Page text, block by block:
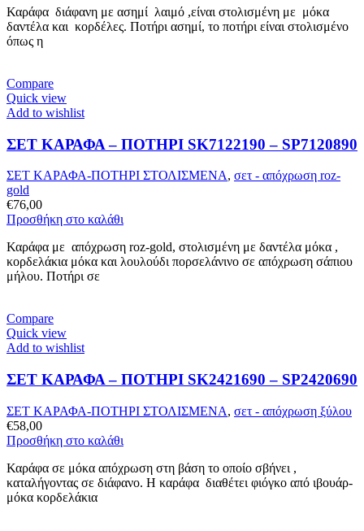
Καράφα διάφανη με ασημί λαιμό ,είναι στολισμένη με μόκα
δαντέλα και κορδέλες. Ποτήρι ασημί, το ποτήρι είναι στολισμένο
όπως η
Compare
Quick view
Add to wishlist
ΣΕΤ ΚΑΡΑΦΑ – ΠΟΤΗΡΙ SK7122190 – SP7120890
ΣΕΤ ΚΑΡΑΦΑ-ΠΟΤΗΡΙ ΣΤΟΛΙΣΜΕΝΑ, σετ - απόχρωση roz-
gold
€76,00
Προσθήκη στο καλάθι
Καράφα με απόχρωση roz-gold, στολισμένη με δαντέλα μόκα ,
κορδελάκια μόκα και λουλούδι πορσελάνινο σε απόχρωση σάπιου
μήλου. Ποτήρι σε
Compare
Quick view
Add to wishlist
ΣΕΤ ΚΑΡΑΦΑ – ΠΟΤΗΡΙ SK2421690 – SP2420690
ΣΕΤ ΚΑΡΑΦΑ-ΠΟΤΗΡΙ ΣΤΟΛΙΣΜΕΝΑ, σετ - απόχρωση ξύλου
€58,00
Προσθήκη στο καλάθι
Καράφα σε μόκα απόχρωση στη βάση το οποίο σβήνει ,
καταλήγοντας σε διάφανο. Η καράφα διαθέτει φιόγκο από ιβουάρ-
μόκα κορδελάκια